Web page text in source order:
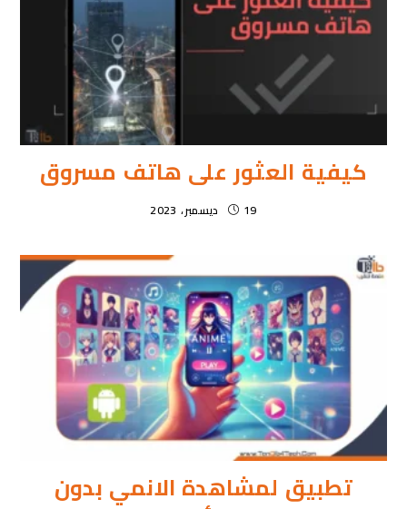
كيفية العثور على هاتف مسروق
19 ديسمبر، 2023
تطبيق لمشاهدة الانمي بدون